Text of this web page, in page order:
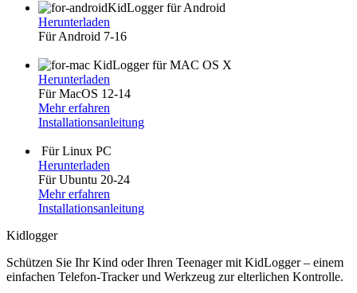
KidLogger für Android
Herunterladen
Für Android 7-16
KidLogger für MAC OS X
Herunterladen
Für MacOS 12-14
Mehr erfahren
Installationsanleitung
Für Linux PC
Herunterladen
Für Ubuntu 20-24
Mehr erfahren
Installationsanleitung
Kidlogger
Schützen Sie Ihr Kind oder Ihren Teenager mit KidLogger – einem
einfachen Telefon-Tracker und Werkzeug zur elterlichen Kontrolle.